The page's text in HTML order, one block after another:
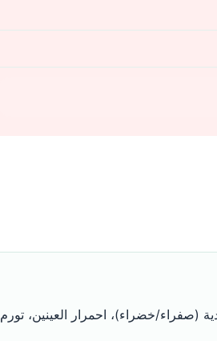
(صفراء/خضراء)، احمرار العينين، تورم